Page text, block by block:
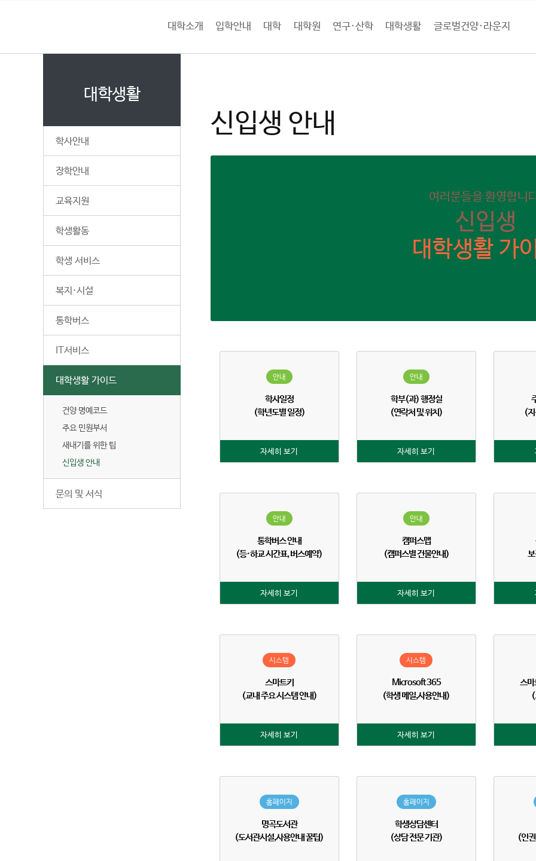
대학소개 입학안내 대학 대학원 연구·산학 대학생활 글로벌건양·라운지
대학생활
학사안내
장학안내
교육지원
학생활동
학생 서비스
복지·시설
통학버스
IT서비스
대학생활 가이드
건양 명예코드
주요 민원부서
새내기를 위한 팁
신입생 안내
문의 및 서식
로
신입생 안내
여러분들을 환영합니
신입생
대학생활 가
안내
학사일정
(학년도별 일정)
자세히 보기
안내
학부(과) 행정실
(연락처 및 위치)
자세히 보기
(
안내
통학버스 안내
(등·하교 시간표, 버스예약)
자세히 보기
안내
캠퍼스맵
(캠퍼스별 건물안내)
자세히 보기
시스템
스마트키
(교내 주요 시스템 안내)
자세히 보기
시스템
Microsoft 365
(학생 메일,사용안내)
자세히 보기
스마
홈페이지
명곡도서관
(도서관시설,사용안내 꿀팁)
홈페이지
학생상담센터
(상담 전문 기관)
(인